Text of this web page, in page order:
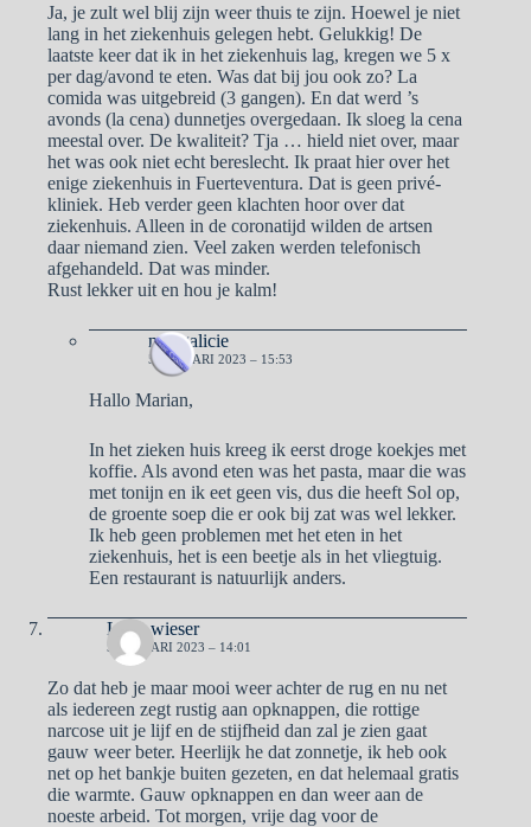
Ja, je zult wel blij zijn weer thuis te zijn. Hoewel je niet
lang in het ziekenhuis gelegen hebt. Gelukkig! De
laatste keer dat ik in het ziekenhuis lag, kregen we 5 x
per dag/avond te eten. Was dat bij jou ook zo? La
comida was uitgebreid (3 gangen). En dat werd ’s
avonds (la cena) dunnetjes overgedaan. Ik sloeg la cena
meestal over. De kwaliteit? Tja … hield niet over, maar
het was ook niet echt bereslecht. Ik praat hier over het
enige ziekenhuis in Fuerteventura. Dat is geen privé-
kliniek. Heb verder geen klachten hoor over dat
ziekenhuis. Alleen in de coronatijd wilden de artsen
daar niemand zien. Veel zaken werden telefonisch
afgehandeld. Dat was minder.
Rust lekker uit en hou je kalm!
naargalicie
5 JANUARI 2023 – 15:53
Hallo Marian,
In het zieken huis kreeg ik eerst droge koekjes met
koffie. Als avond eten was het pasta, maar die was
met tonijn en ik eet geen vis, dus die heeft Sol op,
de groente soep die er ook bij zat was wel lekker.
Ik heb geen problemen met het eten in het
ziekenhuis, het is een beetje als in het vliegtuig.
Een restaurant is natuurlijk anders.
Lady wieser
5 JANUARI 2023 – 14:01
Zo dat heb je maar mooi weer achter de rug en nu net
als iedereen zegt rustig aan opknappen, die rottige
narcose uit je lijf en de stijfheid dan zal je zien gaat
gauw weer beter. Heerlijk he dat zonnetje, ik heb ook
net op het bankje buiten gezeten, en dat helemaal gratis
die warmte. Gauw opknappen en dan weer aan de
noeste arbeid. Tot morgen, vrije dag voor de